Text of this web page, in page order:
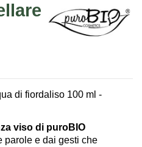
di fiordaliso 100 ml -
viso di puroBIO
parole e dai gesti che